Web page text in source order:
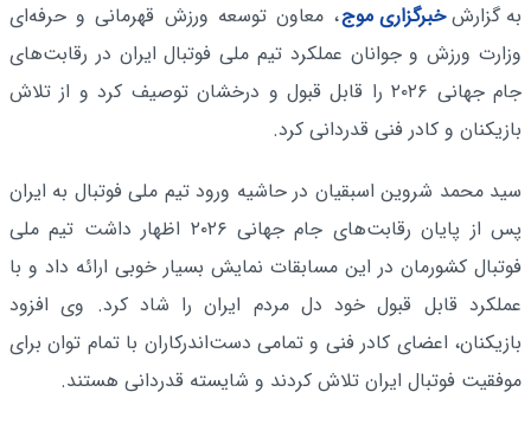
به گزارشخبرگزاری موج، معاون توسعه ورزش قهرمانی و حرفه‌ای
وزارت ورزش و جوانان عملکرد تیم ملی فوتبال ایران در رقابت‌های
جام جهانی ۲۰۲۶ را قابل قبول و درخشان توصیف کرد و از تلاش
بازیکنان و کادر فنی قدردانی کرد.
سید محمد شروین اسبقیان در حاشیه ورود تیم ملی فوتبال به ایران
پس از پایان رقابت‌های جام جهانی ۲۰۲۶ اظهار داشت تیم ملی
فوتبال کشورمان در این مسابقات نمایش بسیار خوبی ارائه داد و با
عملکرد قابل قبول خود دل مردم ایران را شاد کرد. وی افزود
بازیکنان، اعضای کادر فنی و تمامی دست‌اندرکاران با تمام توان برای
موفقیت فوتبال ایران تلاش کردند و شایسته قدردانی هستند.